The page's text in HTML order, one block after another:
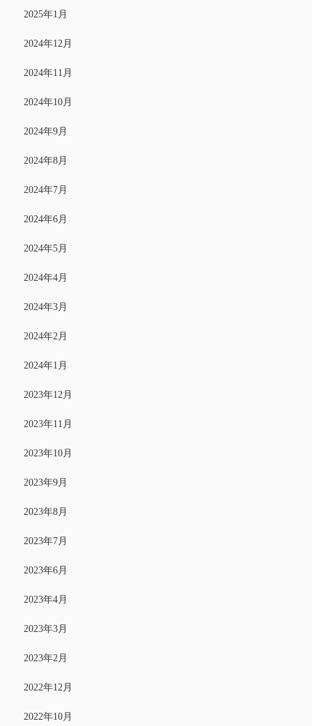
2025年1月
2024年12月
2024年11月
2024年10月
2024年9月
2024年8月
2024年7月
2024年6月
2024年5月
2024年4月
2024年3月
2024年2月
2024年1月
2023年12月
2023年11月
2023年10月
2023年9月
2023年8月
2023年7月
2023年6月
2023年4月
2023年3月
2023年2月
2022年12月
2022年10月